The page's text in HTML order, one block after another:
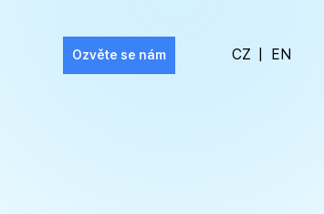
Ozvěte se nám CZ EN